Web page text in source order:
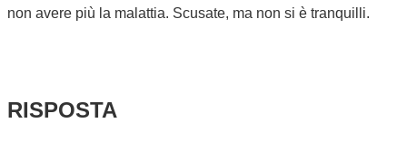
non avere più la malattia. Scusate, ma non si è tranquilli.
RISPOSTA